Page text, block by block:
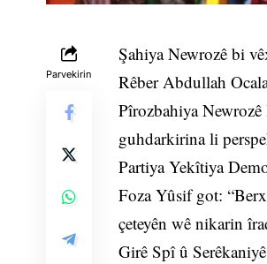
Parvekirin
Şahiya Newrozê bi
Rêber Abdullah
Pîrozbahiya
guhdarkirina li
Partiya Yekîtiya
Foza Yûsif got:
çeteyên wê nikarin
Girê Spî û